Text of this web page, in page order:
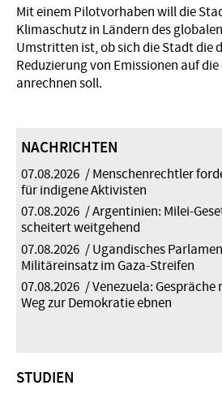
Mit einem Pilotvorhaben will die
Klimaschutz in Ländern des
Umstritten ist, ob sich die Stadt die
Reduzierung von Emissionen auf
anrechnen soll.
NACHRICHTEN
07.08.2026
Menschenrechtler
für indigene Aktivisten
07.08.2026
Argentinien: Milei-
scheitert weitgehend
07.08.2026
Ugandisches
Militäreinsatz im Gaza-Streifen
07.08.2026
Venezuela:
Weg zur Demokratie ebnen
STUDIEN